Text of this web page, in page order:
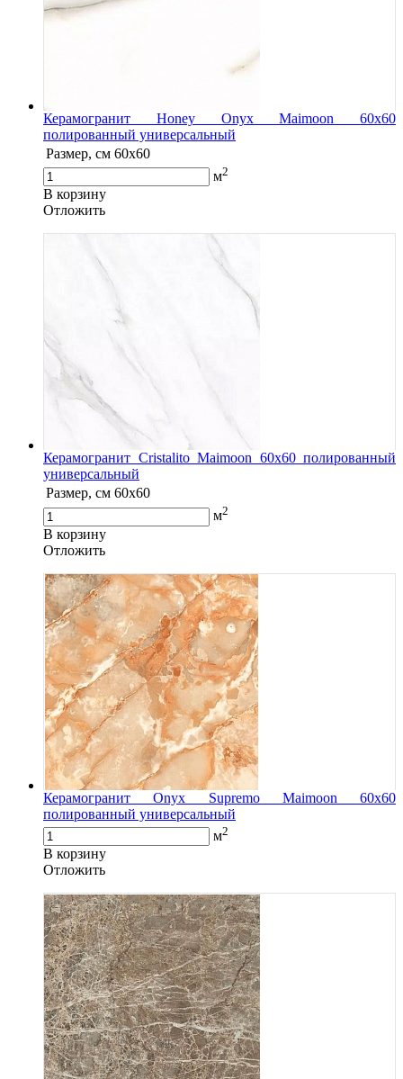
Керамогранит Honey Onyx Maimoon 60x60
полированный универсальный
Размер, см 60x60
м2
В корзину
Oтложить
Керамогранит Cristalito Maimoon 60x60 полированный
универсальный
Размер, см 60x60
м2
В корзину
Oтложить
Керамогранит Onyx Supremo Maimoon 60x60
полированный универсальный
м2
В корзину
Oтложить